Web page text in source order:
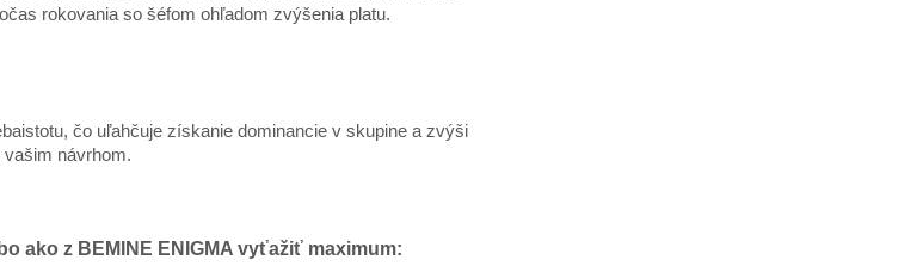
rokovania so šéfom ohľadom zvýšenia platu.
čo uľahčuje získanie dominancie v skupine a zvýši
návrhom.
ako z BEMINE ENIGMA vyťažiť maximum: